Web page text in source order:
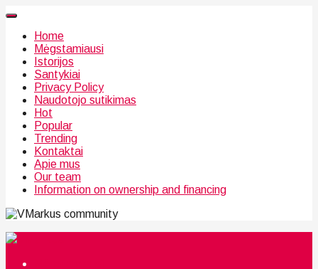
Home
Mėgstamiausi
Istorijos
Santykiai
Privacy Policy
Naudotojo sutikimas
Hot
Popular
Trending
Kontaktai
Apie mus
Our team
Information on ownership and financing
community